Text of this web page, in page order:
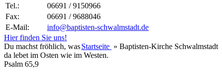
Tel.:
06691 / 9150966
Fax:
06691 / 9688046
E-Mail:
info@baptisten-schwalmstadt.de
Hier finden Sie uns!
Baptisten-Kirche Schwalmstadt
Startseite »
Du machst fröhlich, was
da lebet im Osten wie im Westen.
Psalm 65,9